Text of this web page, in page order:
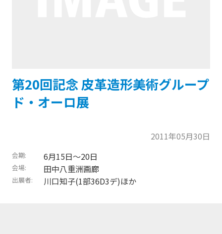
第20回記念 皮革造形美術グループ
ド・オーロ展
2011年05月30日
会期 6月15日〜20日
会場 田中八重洲画廊
出展者 川口知子(1部36D3デ)ほか